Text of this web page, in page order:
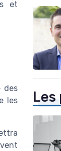
et
des
les
Les